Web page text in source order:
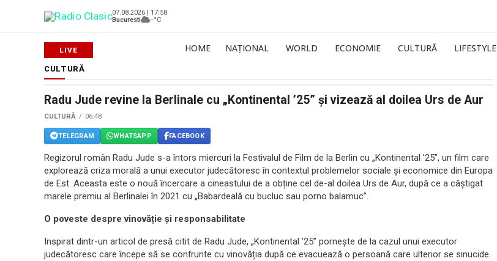
07.08.2026 | 17:58
Bucuresti
--°C
HOME NAȚIONAL WORLD ECONOMIE CULTURĂ LIFESTYLE
CULTURĂ
Radu Jude revine la Berlinale cu „Kontinental ’25” și vizează al doilea Urs de Aur
CULTURĂ 06:48
TELEGRAM WHATSAPP FACEBOOK
Regizorul român Radu Jude s-a întors miercuri la Festivalul de Film de la Berlin cu „Kontinental ’25”, un film care
explorează criza morală a unui executor judecătoresc în contextul problemelor sociale și economice din Europa
de Est. Aceasta este o nouă încercare a cineastului de a obține cel de-al doilea Urs de Aur, după ce a câștigat
marele premiu al Berlinalei în 2021 cu „Babardeală cu bucluc sau porno balamuc”.
O poveste despre vinovăție și responsabilitate
Inspirat dintr-un articol de presă citit de Radu Jude, „Kontinental ’25” pornește de la cazul unui executor
judecătoresc care începe să se confrunte cu vinovăția după ce evacuează o persoană care ulterior se sinucide.